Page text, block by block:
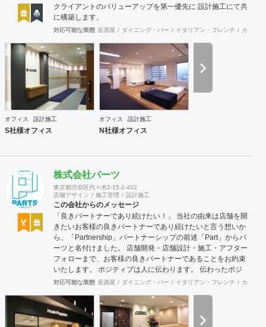
クライアントのバリューアップを第一優先に 設計施工にて共
に構築します。
対応可能な業態 居酒屋 ダイニング・バー イタリアン・フレンチ カフェ
オフィス 設計施工
S社様オフィス
オフィス 設計施工
N社様オフィス
株式会社パーツ
東京都渋谷区代々木2-15-2-402
店舗デザイン
施工管理 設計施工
この会社からのメッセージ
「良きパートナーであり続けたい！」 当社の由来は店舗を開
きたいお客様の良きパートナーであり続けたいと言う想いか
ら、「Partnership」パートナーシップの前述「Part」からパ
ーツと名付けました。 店舗開発・店舗設計・施工・アフター
フォローまで、お客様の良きパートナーであることをお約束
いたします。 ポジティブは人に伝わります。 伝わったポジ
ティブが幸せを呼び込み、呼び込んだ幸せが、さらに大きな
社ならではの実績をご確認下さい。 <a
href="https://www.partsinc.co.jp/">https://www.partsinc.co.jp/</a>
対応可能な業態 居酒屋 ダイニング・バー イタリアン・フレンチ カフェ